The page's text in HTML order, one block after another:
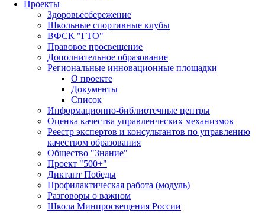
Проекты
Здоровьесбережение
Школьные спортивные клубы
ВФСК "ГТО"
Правовое просвещение
Дополнительное образование
Региональные инновационные площадки
О проекте
Документы
Список
Информационно-библиотечные центры
Оценка качества управленческих механизмов
Реестр экспертов и консультантов по управлению
качеством образования
Общество "Знание"
Проект "500+"
Диктант Победы
Профилактическая работа (модуль)
Разговоры о важном
Школа Минпросвещения России